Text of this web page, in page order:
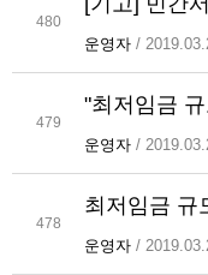
480
운영자 /
479
운영자 /
478
최저임금 규
운영자 /